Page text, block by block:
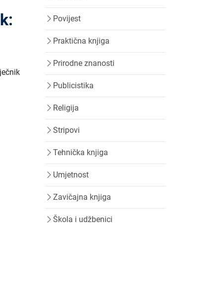
Povijest
Praktična knjiga
Prirodne znanosti
Publicistika
Religija
Stripovi
Tehnička knjiga
Umjetnost
Zavičajna knjiga
Škola i udžbenici